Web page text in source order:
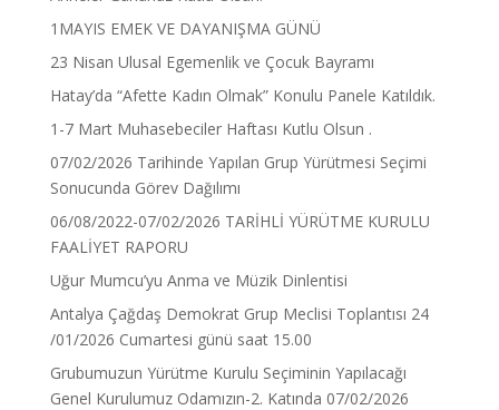
1MAYIS EMEK VE DAYANIŞMA GÜNÜ
23 Nisan Ulusal Egemenlik ve Çocuk Bayramı
Hatay’da “Afette Kadın Olmak” Konulu Panele Katıldık.
1-7 Mart Muhasebeciler Haftası Kutlu Olsun .
07/02/2026 Tarihinde Yapılan Grup Yürütmesi Seçimi
Sonucunda Görev Dağılımı
06/08/2022-07/02/2026 TARİHLİ YÜRÜTME KURULU
FAALİYET RAPORU
Uğur Mumcu’yu Anma ve Müzik Dinlentisi
Antalya Çağdaş Demokrat Grup Meclisi Toplantısı 24
/01/2026 Cumartesi günü saat 15.00
Grubumuzun Yürütme Kurulu Seçiminin Yapılacağı
Genel Kurulumuz Odamızın-2. Katında 07/02/2026